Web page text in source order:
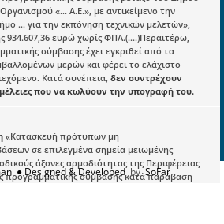
«… Α.Ε.», με αντικείμενο την
… για την εκπόνηση τεχνικών μελετών»,
934.607,36 ευρώ χωρίς ΦΠΑ.(....)Περαιτέρω,
σύμβασης έχει εγκριθεί από τα
μερών και φέρει το ελάχιστο
Κατά συνέπεια, δεν συντρέχουν
που να κωλύουν την υπογραφή του.
«Κατασκευή πρότυπων μη
σε επιλεγμένα σημεία μειωμένης
άξονες αρμοδιότητας της Περιφέρειας
προγραμματικής σύμβασης κατά παράβαση
● Designed & DevelopedbySoFar